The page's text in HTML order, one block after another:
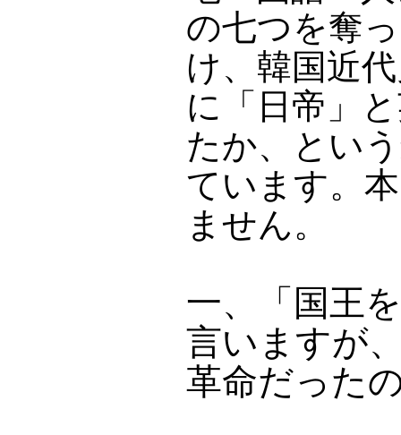
の七つを奪
け、韓国近
に「日帝」
たか、とい
ています。
ません。
一、「国王
言いますが
革命だった